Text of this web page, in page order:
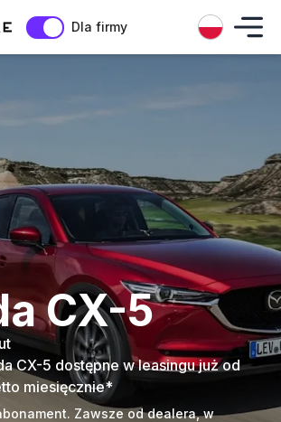
Dla firmy
CX-5
CX-5 dostępne w leasingu już od
miesięcznie*
Zawsze od dealera, w